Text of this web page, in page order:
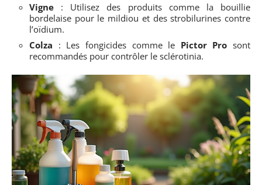
Vigne : Utilisez des produits comme la bouillie
bordelaise pour le mildiou et des strobilurines contre
l’oïdium.
Colza : Les fongicides comme le Pictor Pro sont
recommandés pour contrôler le sclérotinia.